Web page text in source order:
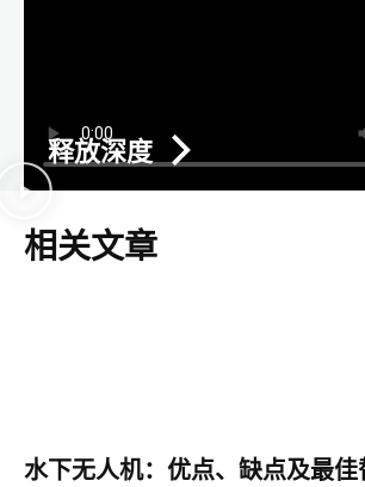
释放深度
相关文章
水下无人机：优点、缺点及最